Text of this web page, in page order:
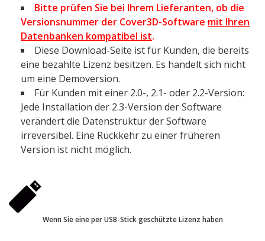
Bitte prüfen Sie bei Ihrem Lieferanten, ob die
Versionsnummer der Cover3D-Software mit Ihren
Datenbanken kompatibel ist.
Diese Download-Seite ist für Kunden, die bereits
eine bezahlte Lizenz besitzen. Es handelt sich nicht
um eine Demoversion.
Für Kunden mit einer 2.0-, 2.1- oder 2.2-Version:
Jede Installation der 2.3-Version der Software
verändert die Datenstruktur der Software
irreversibel. Eine Rückkehr zu einer früheren
Version ist nicht möglich.
Wenn Sie eine per USB-Stick geschützte Lizenz haben